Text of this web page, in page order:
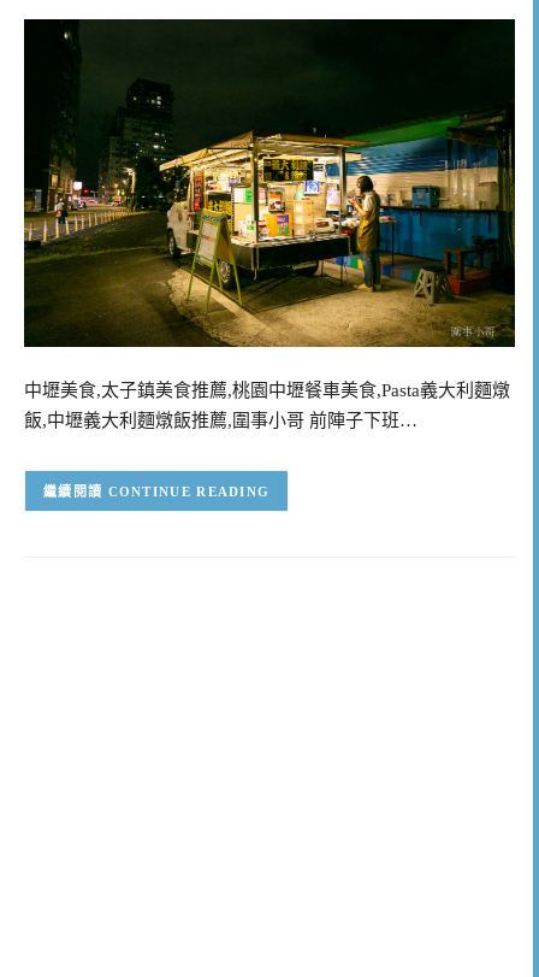
中壢美食,太子鎮美食推薦,桃園中壢餐車美食,Pasta義大利麵燉
飯,中壢義大利麵燉飯推薦,圍事小哥 前陣子下班…
CONTINUE READING